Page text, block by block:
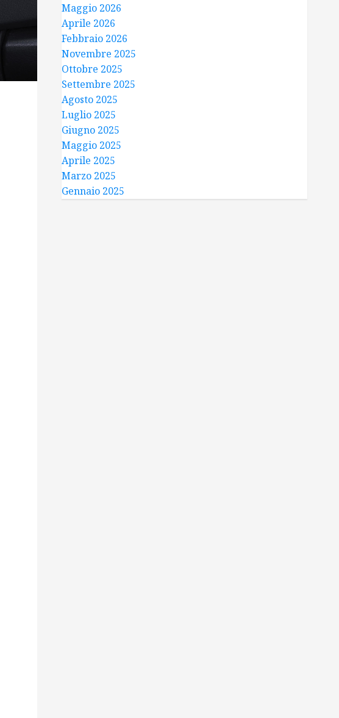
Maggio 2026
Aprile 2026
Febbraio 2026
Novembre 2025
Ottobre 2025
Settembre 2025
Agosto 2025
Luglio 2025
Giugno 2025
Maggio 2025
Aprile 2025
Marzo 2025
Gennaio 2025